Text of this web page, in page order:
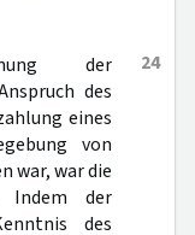
24
der
des
eines
von
war, war die
Indem der
des